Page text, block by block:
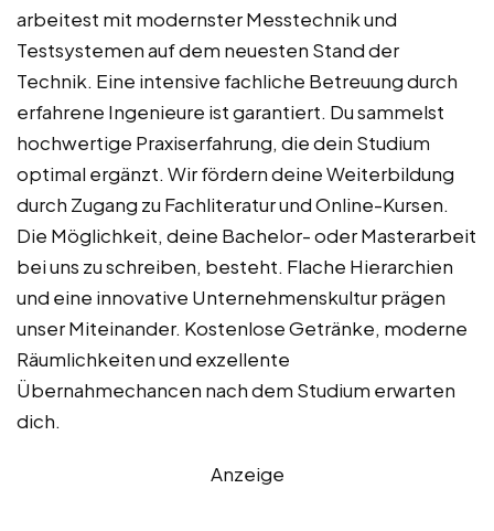
arbeitest mit modernster Messtechnik und
Testsystemen auf dem neuesten Stand der
Technik. Eine intensive fachliche Betreuung durch
erfahrene Ingenieure ist garantiert. Du sammelst
hochwertige Praxiserfahrung, die dein Studium
optimal ergänzt. Wir fördern deine Weiterbildung
durch Zugang zu Fachliteratur und Online-Kursen.
Die Möglichkeit, deine Bachelor- oder Masterarbeit
bei uns zu schreiben, besteht. Flache Hierarchien
und eine innovative Unternehmenskultur prägen
unser Miteinander. Kostenlose Getränke, moderne
Räumlichkeiten und exzellente
Übernahmechancen nach dem Studium erwarten
dich.
Anzeige